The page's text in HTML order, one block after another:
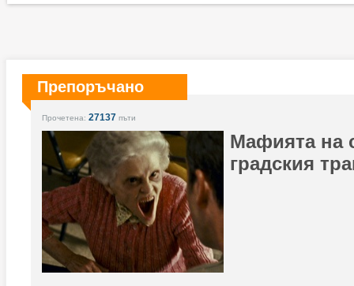
Препоръчано
Прочетена: 27137 пъти
Мафията на
градския